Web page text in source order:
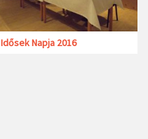
Idősek Napja 2016